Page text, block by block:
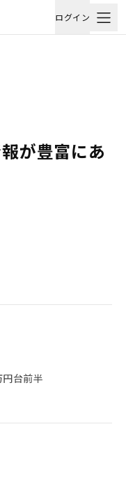
ログイン
が豊富にあ
台前半